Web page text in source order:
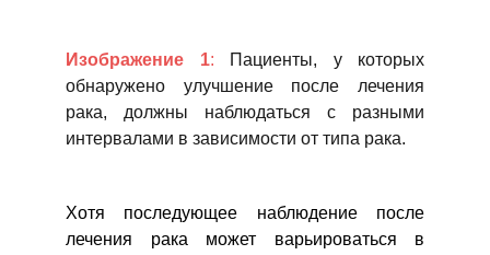
Изображение 1:
Пациенты, у которых
обнаружено улучшение после лечения
рака, должны наблюдаться с разными
интервалами в зависимости от типа рака.
Хотя последующее наблюдение после
лечения рака может варьироваться в